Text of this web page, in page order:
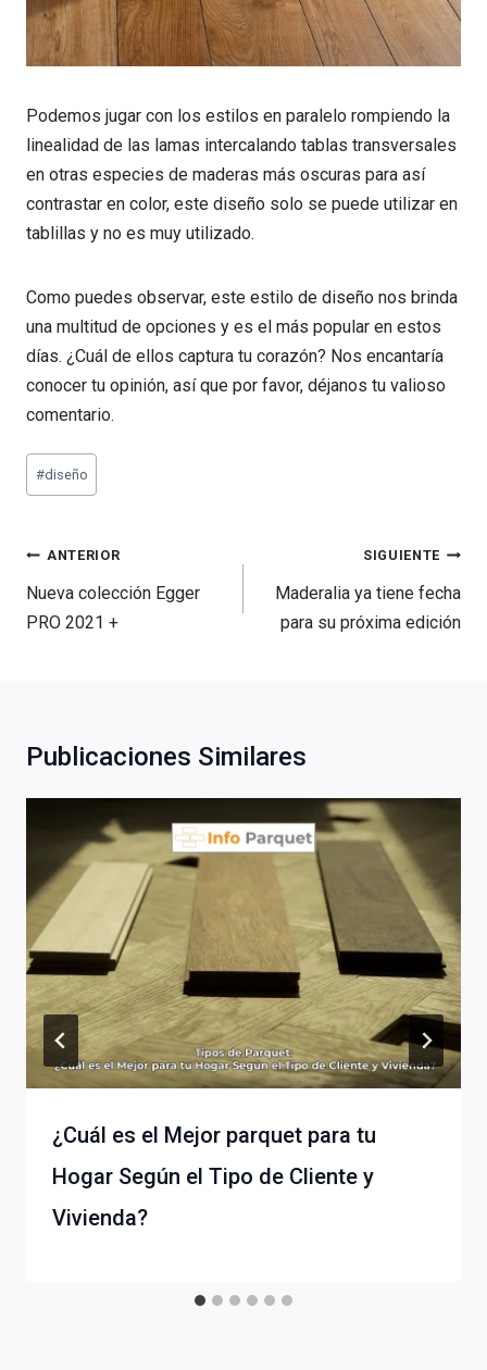
Podemos jugar con los estilos en paralelo rompiendo la
linealidad de las lamas intercalando tablas transversales
en otras especies de maderas más oscuras para así
contrastar en color, este diseño solo se puede utilizar en
tablillas y no es muy utilizado.
Como puedes observar, este estilo de diseño nos brinda
una multitud de opciones y es el más popular en estos
días. ¿Cuál de ellos captura tu corazón? Nos encantaría
conocer tu opinión, así que por favor, déjanos tu valioso
comentario.
Etiquetas
de
entrada:
#diseño
Navegación
de
entradas
ANTERIOR
Nueva colección Egger
PRO 2021 +
SIGUIENTE
Maderalia ya tiene fecha
para su próxima edición
Publicaciones Similares
¿Cuál es el Mejor parquet para tu
Hogar Según el Tipo de Cliente y
Vivienda?